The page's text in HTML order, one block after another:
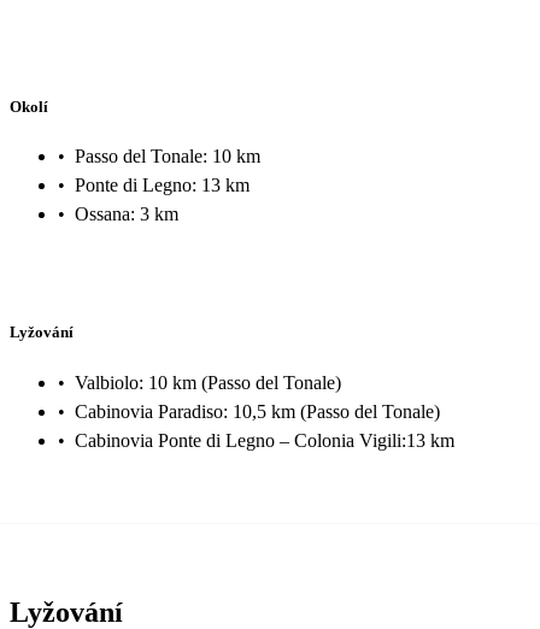
Okolí
• Passo del Tonale: 10 km
• Ponte di Legno: 13 km
• Ossana: 3 km
Lyžování
• Valbiolo: 10 km (Passo del Tonale)
• Cabinovia Paradiso: 10,5 km (Passo del Tonale)
• Cabinovia Ponte di Legno – Colonia Vigili:13 km
Lyžování